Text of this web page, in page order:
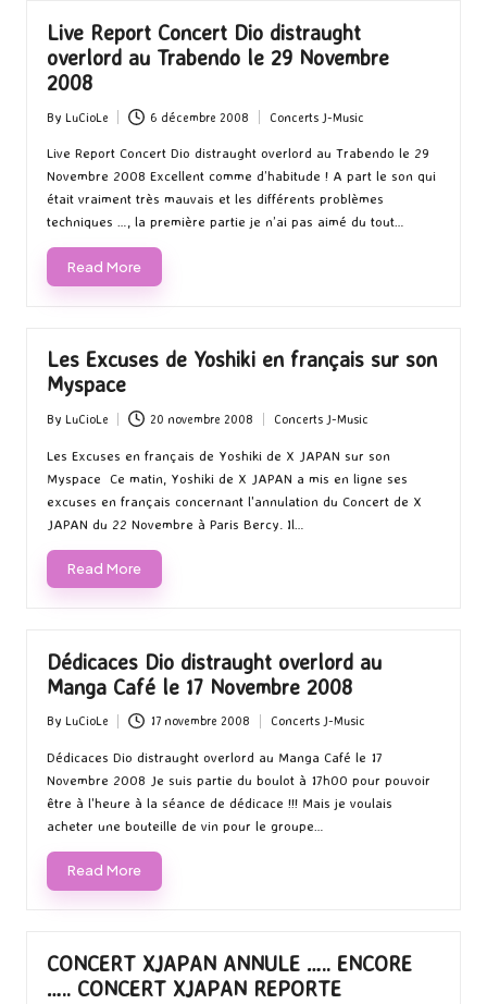
Live Report Concert Dio distraught
overlord au Trabendo le 29 Novembre
2008
Posted
by
By LuCioLe 6 décembre 2008
Posted
in
Concerts J-Music
Live Report Concert Dio distraught overlord au Trabendo le 29
Novembre 2008 Excellent comme d’habitude ! A part le son qui
était vraiment très mauvais et les différents problèmes
techniques …, la première partie je n’ai pas aimé du tout…
Read More
Les Excuses de Yoshiki en français sur son
Myspace
Posted
by
By LuCioLe 20 novembre 2008
Posted
in
Concerts J-Music
Les Excuses en français de Yoshiki de X JAPAN sur son
Myspace Ce matin, Yoshiki de X JAPAN a mis en ligne ses
excuses en français concernant l'annulation du Concert de X
JAPAN du 22 Novembre à Paris Bercy. Il…
Read More
Dédicaces Dio distraught overlord au
Manga Café le 17 Novembre 2008
Posted
by
By LuCioLe 17 novembre 2008
in
Concerts J-Music
Dédicaces Dio distraught overlord au Manga Café le 17
Novembre 2008 Je suis partie du boulot à 17h00 pour pouvoir
être à l'heure à la séance de dédicace !!! Mais je voulais
acheter une bouteille de vin pour le groupe…
Read More
CONCERT XJAPAN ANNULE ….. ENCORE
….. CONCERT XJAPAN REPORTE